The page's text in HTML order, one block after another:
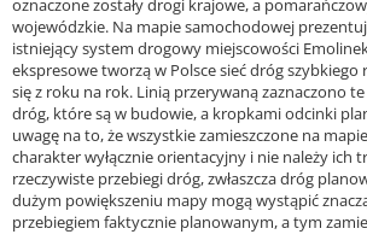
wojewódzkie. Na mapie samochodowej
istniejący system drogowy miejscowości
ekspresowe tworzą w Polsce sieć dróg
się z roku na rok. Linią przerywaną zaznaczono
dróg, które są w budowie, a kropkami odcinki
uwagę na to, że wszystkie zamieszczone na
charakter wyłącznie orientacyjny i nie należy ich
rzeczywiste przebiegi dróg, zwłaszcza dróg
dużym powiększeniu mapy mogą wystąpić
przebiegiem faktycznie planowanym, a tym